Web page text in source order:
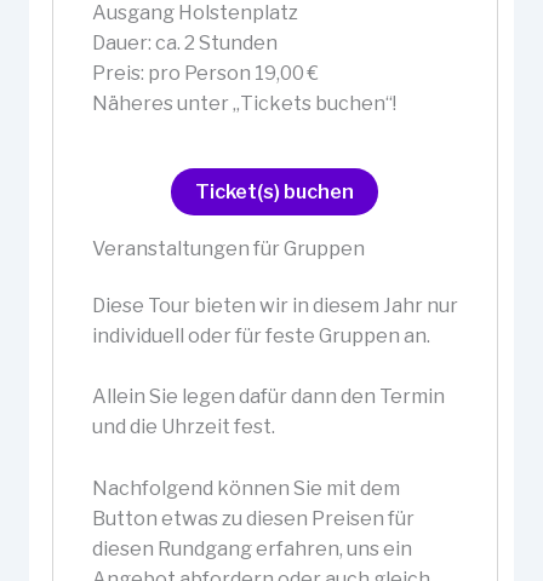
Ausgang Holstenplatz
Dauer: ca. 2 Stunden
Preis: pro Person 19,00 €
Näheres unter „Tickets buchen“!
Ticket(s) buchen
Veranstaltungen für Gruppen
Diese Tour bieten wir in diesem Jahr nur
individuell oder für feste Gruppen an.
Allein Sie legen dafür dann den Termin
und die Uhrzeit fest.
Nachfolgend können Sie mit dem
Button etwas zu diesen Preisen für
diesen Rundgang erfahren, uns ein